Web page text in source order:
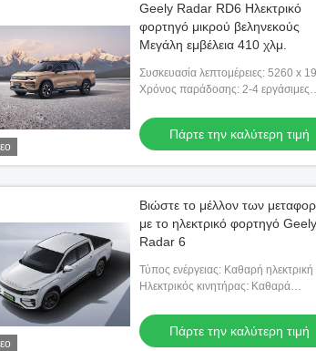
Geely Radar RD6 Ηλεκτρικό
φορτηγό μικρού βεληνεκούς
Μεγάλη εμβέλεια 410 χλμ.
Συσκευασία λεπτομέρειες: 5260 x
1880
Χρόνος παράδοσης: 2-4 εργάσιμες
Πάρτε την καλύτερη τιμή
Βιώστε το μέλλον των
με το ηλεκτρικό φορτηγό Geely
Radar 6
Τύπος ενέργειας: Καθαρή ηλεκτρική
Ηλεκτρικός κινητήρας: Καθαρά
Πάρτε την καλύτερη τιμή